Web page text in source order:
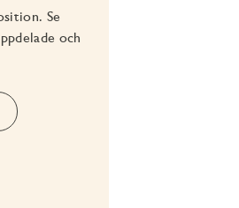
Se
och